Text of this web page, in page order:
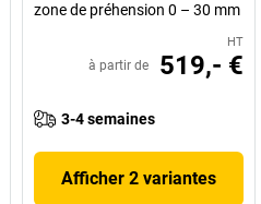
zone de préhension 0 – 30 mm
HT
à partir de 519,- €
3-4 semaines
Afficher 2 variantes